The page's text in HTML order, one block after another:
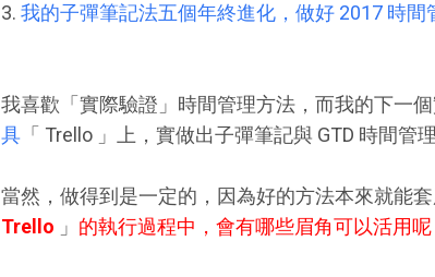
3. 我的子彈筆記法五個年終進化，做好 2017 時間
我喜歡「實際驗證」時間管理方法，而我的下一
具 「 Trello 」上，實做出子彈筆記與 GTD 時間管理
當然，做得到是一定的，因為好的方法本來就能
Trello 」 的執行過程中，會有哪些眉角可以活用